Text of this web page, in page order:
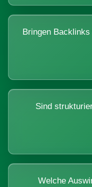
Bringen
Sind
Welche